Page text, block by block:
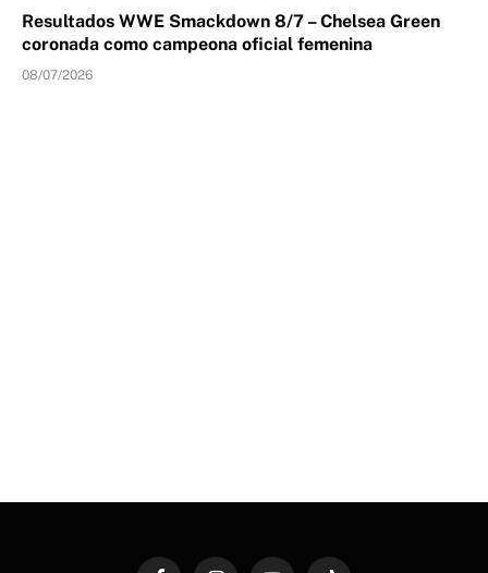
Resultados WWE Smackdown 8/7 – Chelsea Green
coronada como campeona oficial femenina
08/07/2026